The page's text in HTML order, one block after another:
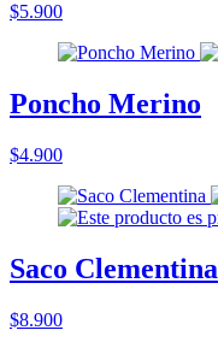
$5.900
Poncho Merino
$4.900
Saco Clementina
$8.900